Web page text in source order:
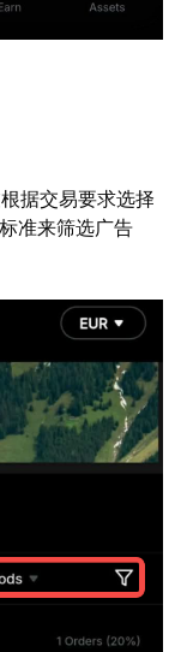
据交易要求选择
标准来筛选广告